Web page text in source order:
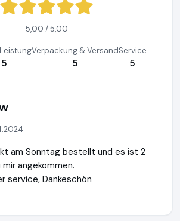
5,00 / 5,00
5
Verpackung & Versand
5
Service
5
am Sonntag bestellt und es ist 2
angekommen.
service, Dankeschön